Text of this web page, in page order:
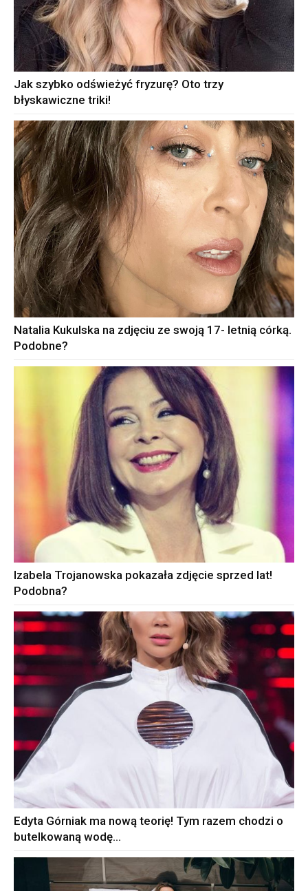
Jak szybko odświeżyć fryzurę? Oto trzy
błyskawiczne triki!
Natalia Kukulska na zdjęciu ze swoją 17- letnią córką.
Podobne?
Izabela Trojanowska pokazała zdjęcie sprzed lat!
Podobna?
Edyta Górniak ma nową teorię! Tym razem chodzi o
butelkowaną wodę…